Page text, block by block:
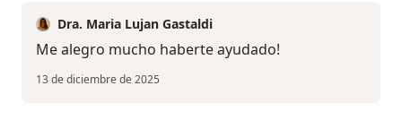
Dra. Maria Lujan Gastaldi
Me alegro mucho haberte ayudado!
13 de diciembre de 2025